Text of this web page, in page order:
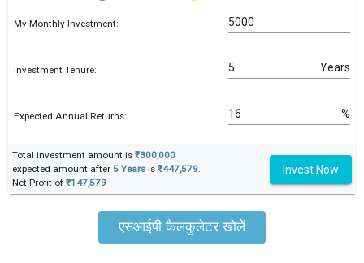
My Monthly Investment:
Investment Tenure: Years
Expected Annual Returns: %
Total investment amount is ₹300,000
expected amount after 5 Years is ₹447,579.
Net Profit of ₹147,579
Invest Now
एसआईपी कैलकुलेटर खोलें